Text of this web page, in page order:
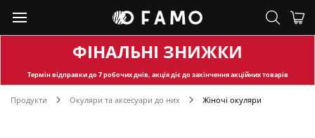
ФІНАЛЬНІ ЗНИЖКИ
Термін відправкидо 7 робочих днів, акція діє до закінчення акційних товарів
Продукти Окуляри та аксесуари до них Жіночі окуляри